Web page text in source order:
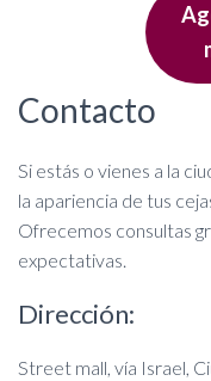
Contacto
Si estás o vienes a la
la apariencia de tus
Ofrecemos consultas
expectativas.
Dirección:
Street mall, vía Israel,